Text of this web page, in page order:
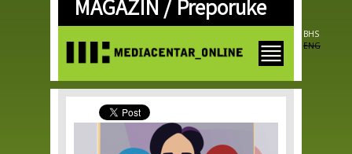
Skip to
main
MAGAZIN /Preporuke
BHS
ENG